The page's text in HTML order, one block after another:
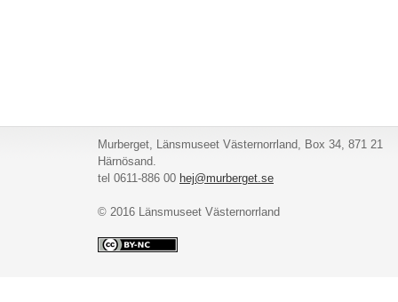
Murberget, Länsmuseet Västernorrland, Box 34, 871 21
Härnösand.
tel 0611-886 00 hej@murberget.se
© 2016 Länsmuseet Västernorrland